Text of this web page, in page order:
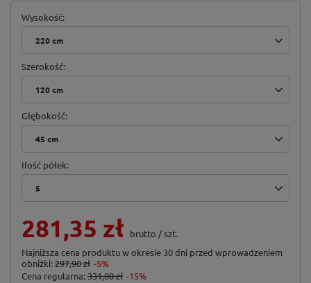
Wysokość
220 cm
Szerokość
120 cm
Głębokość
45 cm
Ilość półek
5
281,35 zł brutto /szt.
Najniższa cena produktu w okresie 30 dni przed wprowadzeniem
obniżki:297,90 zł -5%
Cena regularna:331,00 zł -15%